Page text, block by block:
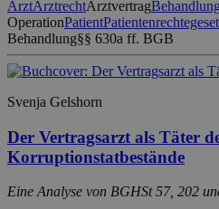
ArztArztrechtArztvertrag
OperationPatient
Behandlung§§ 630a ff. BGB
Svenja Gelshorn
Der Vertragsarzt als Täter
Korruptionstatbestände
Eine Analyse von BGHSt 57, 202